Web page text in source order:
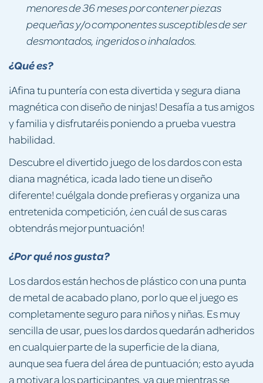
¿Qué es?
¡Afina tu puntería con esta divertida y segura diana
magnética con diseño de ninjas! Desafía a tus amigos
y familia y disfrutaréis poniendo a prueba vuestra
habilidad.
Descubre el divertido juego de los dardos con esta
diana magnética, ¡cada lado tiene un diseño
diferente! cuélgala donde prefieras y organiza una
entretenida competición, ¿en cuál de sus caras
obtendrás mejor puntuación!
¿Por qué nos gusta?
Los dardos están hechos de plástico con una punta
de metal de acabado plano, por lo que el juego es
completamente seguro para niños y niñas. Es muy
sencilla de usar, pues los dardos quedarán adheridos
en cualquier parte de la superficie de la diana,
aunque sea fuera del área de puntuación; esto ayuda
a motivar a los participantes, ya que mientras se
menores de 36 meses por contener piezas
pequeñas y/o componentes susceptibles de ser
desmontados, ingeridos o inhalados.